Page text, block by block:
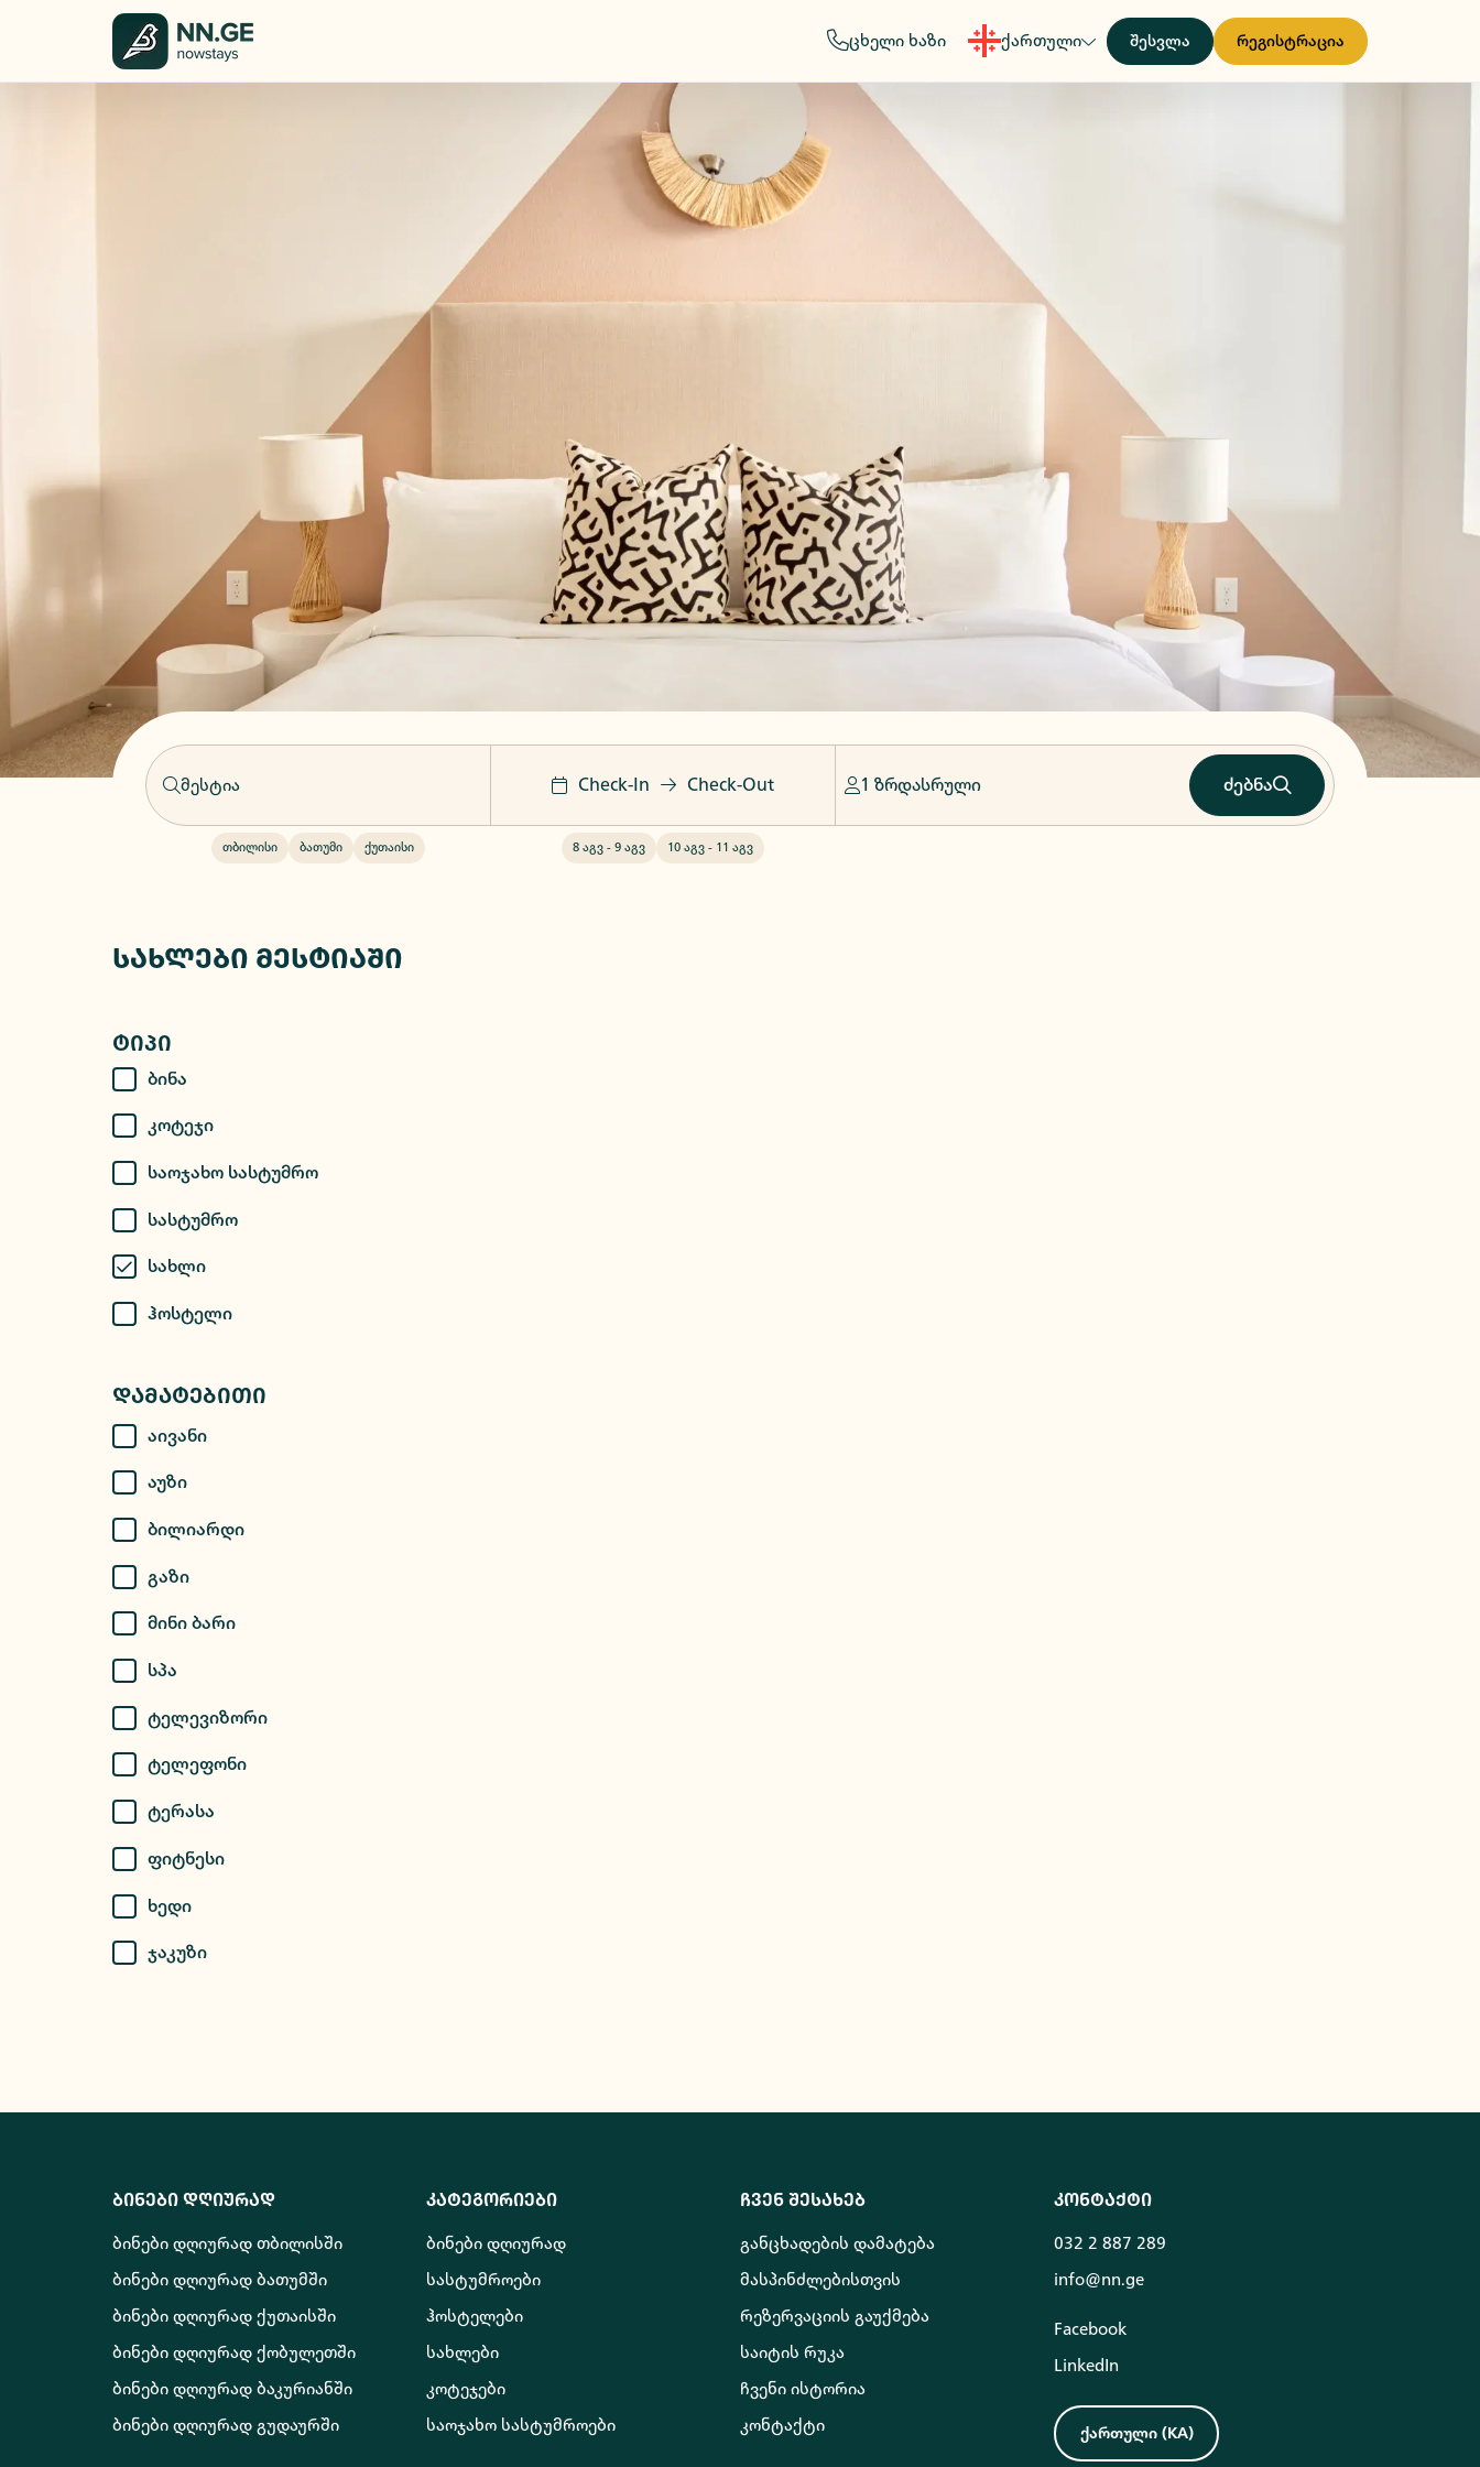
ცხელი ხაზი ქართული შესვლა რეგისტრაცია
თბილისი ბათუმი ქუთაისი
Check-In Check-Out
8 აგვ - 9 აგვ 10 აგვ - 11 აგვ
1 ზრდასრული ძებნა
სახლები მესტიაში
Ტიპი
Ბინა
Კოტეჯი
Საოჯახო Სასტუმრო
Სასტუმრო
Სახლი
Ჰოსტელი
Დამატებითი
Აივანი
Აუზი
Ბილიარდი
Გაზი
Მინი Ბარი
Სპა
Ტელევიზორი
Ტელეფონი
Ტერასა
Ფიტნესი
Ხედი
Ჯაკუზი
ბინები დღიურად
ბინები დღიურად თბილისში
ბინები დღიურად ბათუმში
ბინები დღიურად ქუთაისში
ბინები დღიურად ქობულეთში
ბინები დღიურად ბაკურიანში
ბინები დღიურად გუდაურში
კატეგორიები
ბინები დღიურად
სასტუმროები
ჰოსტელები
სახლები
კოტეჯები
საოჯახო სასტუმროები
ჩვენ შესახებ
განცხადების დამატება
მასპინძლებისთვის
რეზერვაციის გაუქმება
საიტის რუკა
ჩვენი ისტორია
კონტაქტი
კონტაქტი
032 2 887 289
info@nn.ge
Facebook
LinkedIn
ქართული (KA)